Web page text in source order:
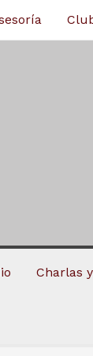
Charlas